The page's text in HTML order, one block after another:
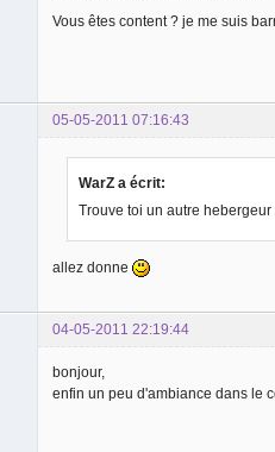
Vous êtes content ? je me suis
05-05-2011 07:16:43
WarZ a écrit:
Trouve toi un autre
allez donne
04-05-2011 22:19:44
bonjour,
enfin un peu d'ambiance dans le